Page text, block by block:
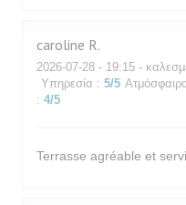
caroline R
2026-07-28 - 19:15 -
Υπηρεσία : 5/5
: 4/5
Terrasse agréable et